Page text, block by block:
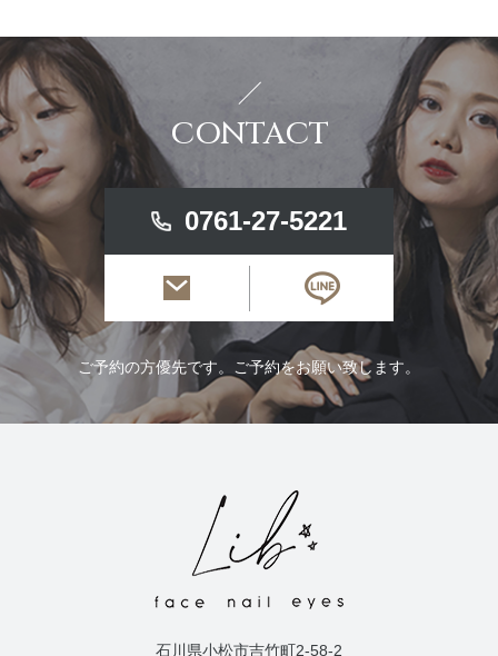
CONTACT
0761-27-5221
ご予約の方優先です。ご予約をお願い致します。
石川県小松市吉竹町2-58-2